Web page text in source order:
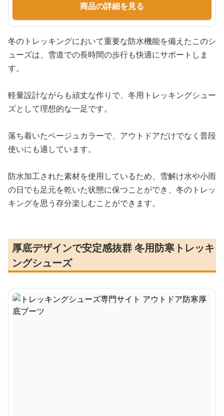
商品の詳細を見る
冬のトレッキングにおいて重要な防水機能を備えたこのシ
ューズは、雪道での長時間の歩行も快適にサポートしま
す。
軽量設計ながらも頑丈な作りで、冬用トレッキングシュー
ズとして理想的な一足です。
落ち着いたベージュカラーで、アウトドアだけでなく普段
使いにも適しています。
防水加工された素材を使用しているため、雪解け水や小雨
の日でも足元を乾いた状態に保つことができ、冬のトレッ
キングを思う存分楽しむことができます。
厚底デザインで安定感抜群 冬用防寒トレッキ
ングシューズ